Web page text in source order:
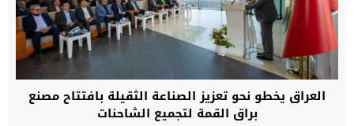
العراق يخطو نحو تعزيز الصناعة الثقيلة بافتتاح مصنع
براق القمة لتجميع الشاحنات